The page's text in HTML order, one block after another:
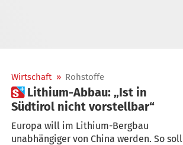
Wirtschaft » Rohstoffe
 Lithium-Abbau: „Ist in
Südtirol nicht vorstellbar“
Europa will im Lithium-Bergbau
unabhängiger von China werden. So soll